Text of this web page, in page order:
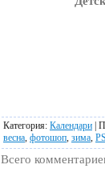
Категория: Календари |
весна фотошоп зима
Всего